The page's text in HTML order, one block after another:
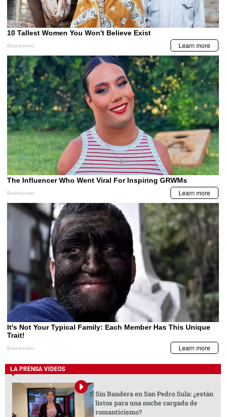
LA PRENSA VIDEOS
Sin Bandera en San Pedro Sula: ¿están
listos para una noche cargada de
romanticismo?